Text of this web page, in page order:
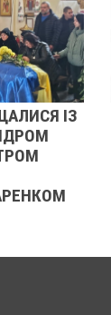
ІЗ